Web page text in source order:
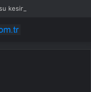
kesintisi uygulayacak